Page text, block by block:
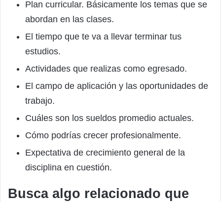
Plan curricular. Básicamente los temas que se
abordan en las clases.
El tiempo que te va a llevar terminar tus
estudios.
Actividades que realizas como egresado.
El campo de aplicación y las oportunidades de
trabajo.
Cuáles son los sueldos promedio actuales.
Cómo podrías crecer profesionalmente.
Expectativa de crecimiento general de la
disciplina en cuestión.
Busca algo relacionado que